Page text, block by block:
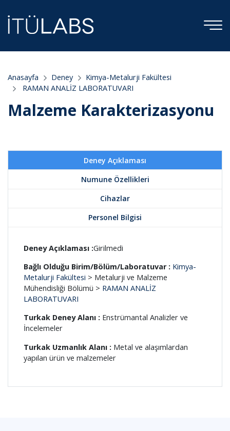
Anasayfa Deney
Kimya-Metalurji Fakültesi
RAMAN ANALİZ LABORATUVARI
Malzeme Karakterizasyonu
Deney Açıklaması
Numune Özellikleri
Cihazlar
Personel Bilgisi
Deney Açıklaması :Girilmedi
Bağlı Olduğu Birim/Bölüm/Laboratuvar : Kimya-
Metalurji Fakültesi > Metalurji ve Malzeme
Mühendisliği Bölümü > RAMAN ANALİZ
LABORATUVARI
Turkak Deney Alanı : Enstrümantal Analizler ve
İncelemeler
Turkak Uzmanlık Alanı : Metal ve alaşımlardan
yapılan ürün ve malzemeler